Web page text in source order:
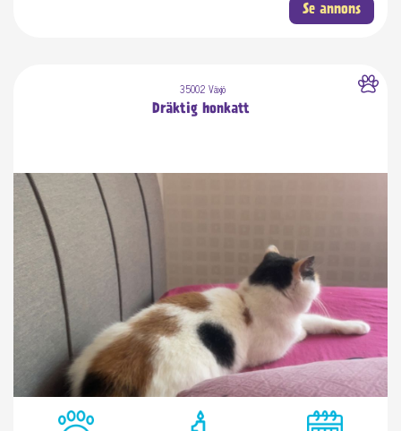
Se annons
35002 Växjö
Dräktig honkatt